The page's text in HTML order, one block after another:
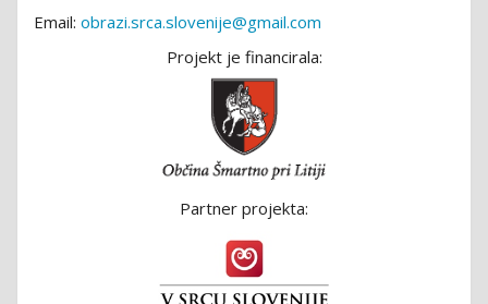
Email: obrazi.srca.slovenije@gmail.com
Projekt je financirala:
Partner projekta: